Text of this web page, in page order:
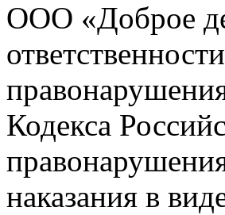
ООО «Доброе
Кодекса
наказания в